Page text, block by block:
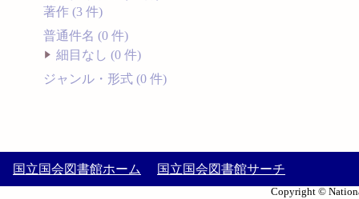
著作 (3 件)
普通件名 (0 件)
細目なし (0 件)
ジャンル・形式 (0 件)
国立国会図書館ホーム 国立国会図書館サーチ
Copyright ©